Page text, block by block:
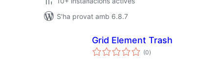
S'ha provat amb 6.8.7
Grid Element Trash
(0puntuacions
totals
)